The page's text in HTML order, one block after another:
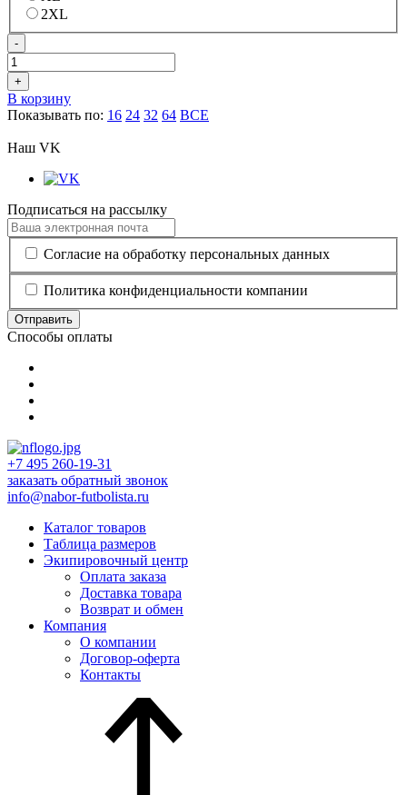
2XL
-
+
В корзину
Показывать по: 16 24 32 64 ВСЕ
Наш VK
Подписаться на рассылку
Согласие на обработку персональных данных
Политика конфиденциальности компании
Отправить
Способы оплаты
+7 495 260-19-31
заказать обратный звонок
info@nabor-futbolista.ru
Каталог товаров
Таблица размеров
Экипировочный центр
Оплата заказа
Доставка товара
Возврат и обмен
Компания
О компании
Договор-оферта
Контакты